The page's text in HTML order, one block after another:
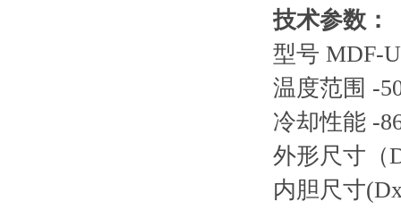
技术参数：
型号 MDF-
温度范围 -
冷却性能 -
外形尺寸（
内胆尺寸